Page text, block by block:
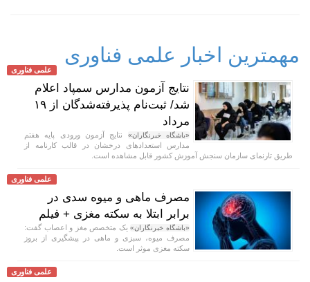
مهمترین اخبار علمی فناوری
علمی فناوری
نتایج آزمون مدارس سمپاد اعلام
شد/ ثبت‌نام پذیرفته‌شدگان از ۱۹
مرداد
«باشگاه خبرنگاران» نتایج آزمون ورودی پایه هفتم
مدارس استعداد‌های درخشان در قالب کارنامه از
طریق تارنمای سازمان سنجش آموزش کشور قابل مشاهده است.
علمی فناوری
مصرف ماهی و میوه سدی در
برابر ابتلا به سکته مغزی + فیلم
«باشگاه خبرنگاران»یک متخصص مغز و اعصاب گفت:
مصرف میوه، سبزی و ماهی در پیشگیری از بروز
سکته مغزی موثر است.
علمی فناوری